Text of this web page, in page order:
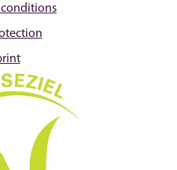
conditions